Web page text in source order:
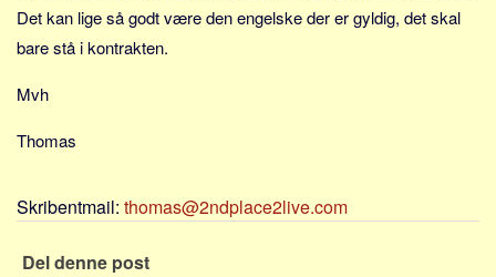
Spanien
Frankrig
Thailand
Grækenland
USA
Det kan lige så godt være den engelske der er gyldig, det skal
bare stå i kontrakten.
Mvh
Thomas
Skribentmail: thomas@2ndplace2live.com
Del denne post